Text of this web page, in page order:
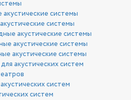
акустические системы
системы
акустические системы
акустические системы
акустические системы
акустических систем
систем
систем